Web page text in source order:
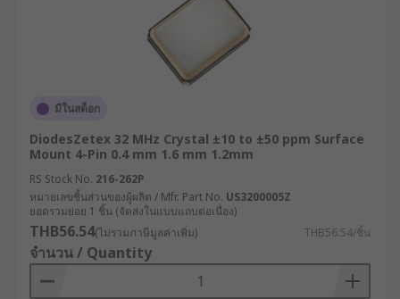
มีในสต็อก
DiodesZetex 32 MHz Crystal ±10 to ±50 ppm Surface
Mount 4-Pin 0.4 mm 1.6 mm 1.2mm
RS Stock No. 216-262P
หมายเลขชิ้นส่วนของผู้ผลิต / Mfr. Part No. US3200005Z
ยอดรวมย่อย 1 ชิ้น (จัดส่งในแบบแถบต่อเนื่อง)
THB56.54(ไม่รวมภาษีมูลค่าเพิ่ม) THB56.54/ชิ้น
จำนวน / Quantity